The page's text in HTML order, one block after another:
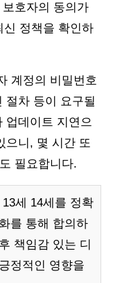
호자의 동의가
신 정책을 확인하
계정의 비밀번호
절차 등이 요구될
업데이트 지연으
으니, 몇 시간 또
필요합니다.
세 14세를 정확
를 통해 합의하
책임감 있는 디
정적인 영향을